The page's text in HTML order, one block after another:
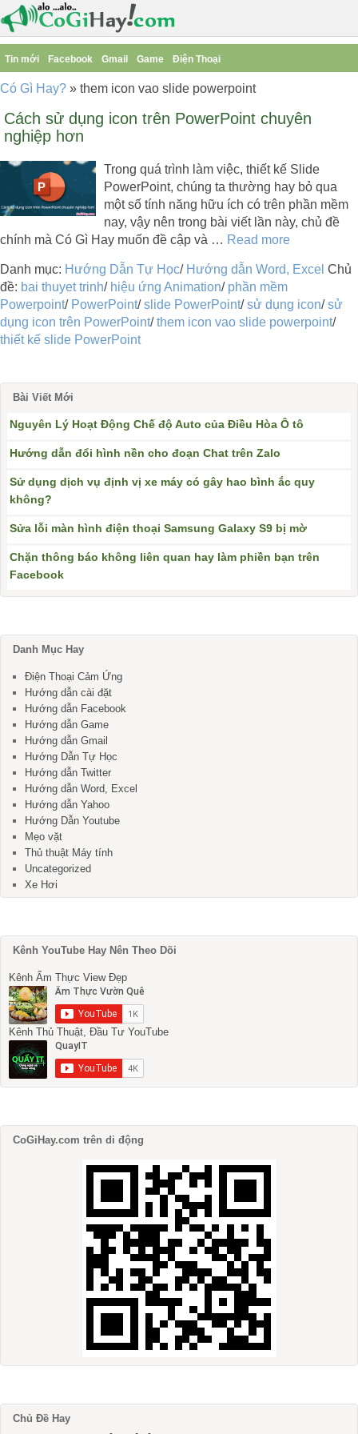
Tin mới Facebook Gmail Game Điện Thoại
Có Gì Hay? » them icon vao slide powerpoint
Cách sử dụng icon trên PowerPoint chuyên
nghiệp hơn
Trong quá trình làm việc, thiết kế Slide
PowerPoint, chúng ta thường hay bỏ qua
một số tính năng hữu ích có trên phần mềm
nay, vậy nên trong bài viết lần này, chủ đề
chính mà Có Gì Hay muốn đề cập và … Read more
Danh mục: Hướng Dẫn Tự Học/ Hướng dẫn Word, Excel Chủ
đề: bai thuyet trinh/ hiệu ứng Animation/ phần mềm
Powerpoint/ PowerPoint/slide PowerPoint/sử dụng icon/sử
dụng icon trên PowerPoint/them icon vao slide powerpoint/
thiết kế slide PowerPoint
Bài Viết Mới
Nguyên Lý Hoạt Động Chế độ Auto của Điều Hòa Ô tô
Hướng dẫn đổi hình nền cho đoạn Chat trên Zalo
Sử dụng dịch vụ định vị xe máy có gây hao bình ắc quy
không?
Sửa lỗi màn hình điện thoại Samsung Galaxy S9 bị mờ
Chặn thông báo không liên quan hay làm phiền bạn trên
Facebook
Danh Mục Hay
Điện Thoại Cảm Ứng
Hướng dẫn cài đặt
Hướng dẫn Facebook
Hướng dẫn Game
Hướng dẫn Gmail
Hướng Dẫn Tự Học
Hướng dẫn Twitter
Hướng dẫn Word, Excel
Hướng dẫn Yahoo
Hướng Dẫn Youtube
Mẹo vặt
Thủ thuật Máy tính
Uncategorized
Xe Hơi
Kênh YouTube Hay Nên Theo Dõi
Kênh Ẩm Thực View Đẹp
Kênh Thủ Thuật, Đầu Tư YouTube
CoGiHay.com trên di động
Chủ Đề Hay